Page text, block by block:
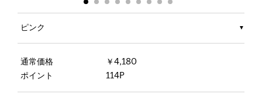
ピンク
通常価格
￥4,180
ポイント
114P